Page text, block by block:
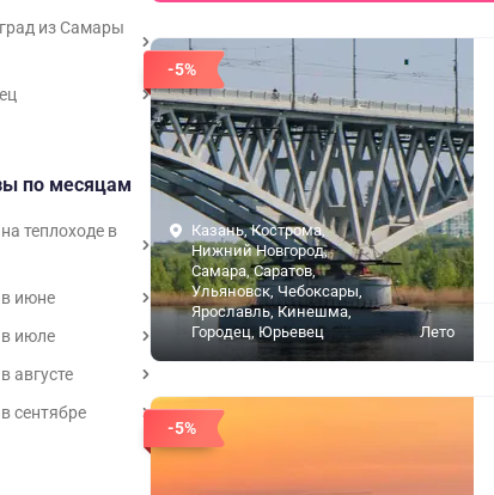
из Самары
по месяцам
теплоходе в
июне
июле
августе
сентябре
-5%
Казань, Кострома,
Нижний Новгород,
Самара, Саратов,
Ульяновск, Чебоксары,
Ярославль, Кинешма,
Городец, Юрьевец
Лето
-5%